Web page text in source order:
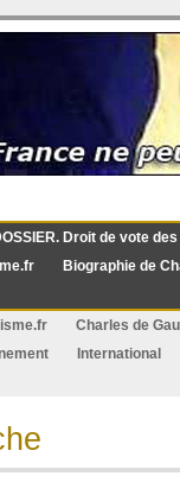
Droit de vote
Biographie de
Charles de
International